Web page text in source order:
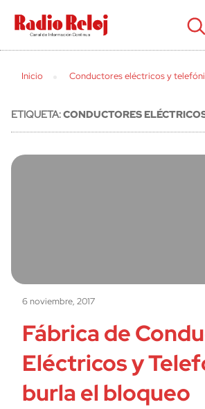
cerrar
Inicio Conductores eléctricos y
ETIQUETA:CONDUCTORES
6 noviembre, 2017
Fábrica de
Eléctricos y
burla el bloqueo